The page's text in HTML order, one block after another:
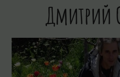
Дмитрий